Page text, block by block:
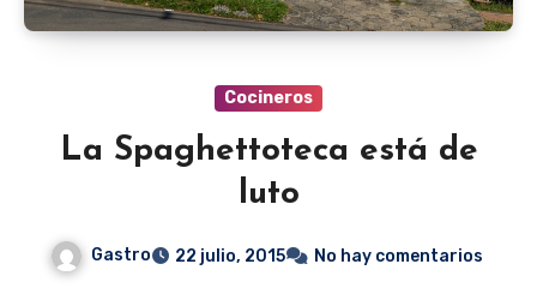
Cocineros
La Spaghettoteca está de
luto
Gastro 22 julio, 2015 No hay comentarios